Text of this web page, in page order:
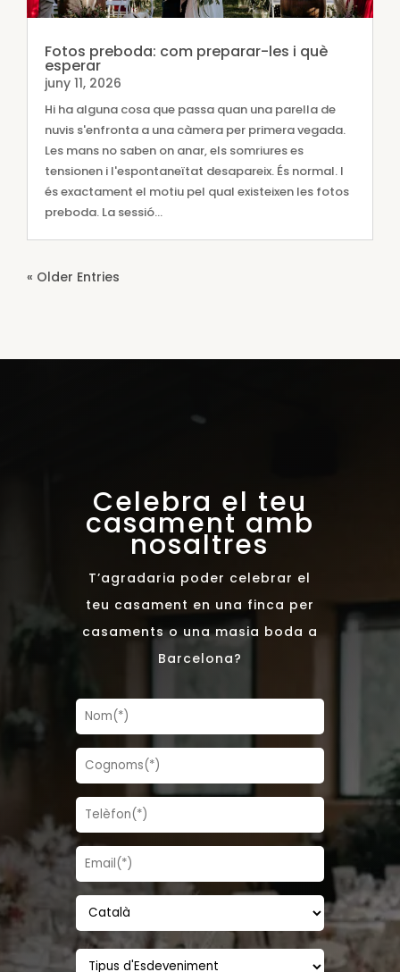
Fotos preboda: com preparar-les i què
esperar
juny 11, 2026
Hi ha alguna cosa que passa quan una parella de
nuvis s'enfronta a una càmera per primera vegada.
Les mans no saben on anar, els somriures es
tensionen i l'espontaneïtat desapareix. És normal. I
és exactament el motiu pel qual existeixen les fotos
preboda. La sessió...
« Older Entries
Celebra el teu
casament amb
nosaltres
T’agradaria poder celebrar el
teu casament en una finca per
casaments o una masia boda a
Barcelona?